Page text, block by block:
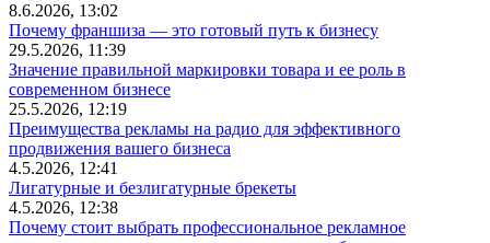
8.6.2026, 13:02
Почему франшиза — это готовый путь к бизнесу
29.5.2026, 11:39
Значение правильной маркировки товара и ее роль в
современном бизнесе
25.5.2026, 12:19
Преимущества рекламы на радио для эффективного
продвижения вашего бизнеса
4.5.2026, 12:41
Лигатурные и безлигатурные брекеты
4.5.2026, 12:38
Почему стоит выбрать профессиональное рекламное